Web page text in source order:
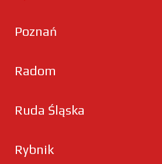
Poznań
Radom
Ruda Śląska
Rybnik